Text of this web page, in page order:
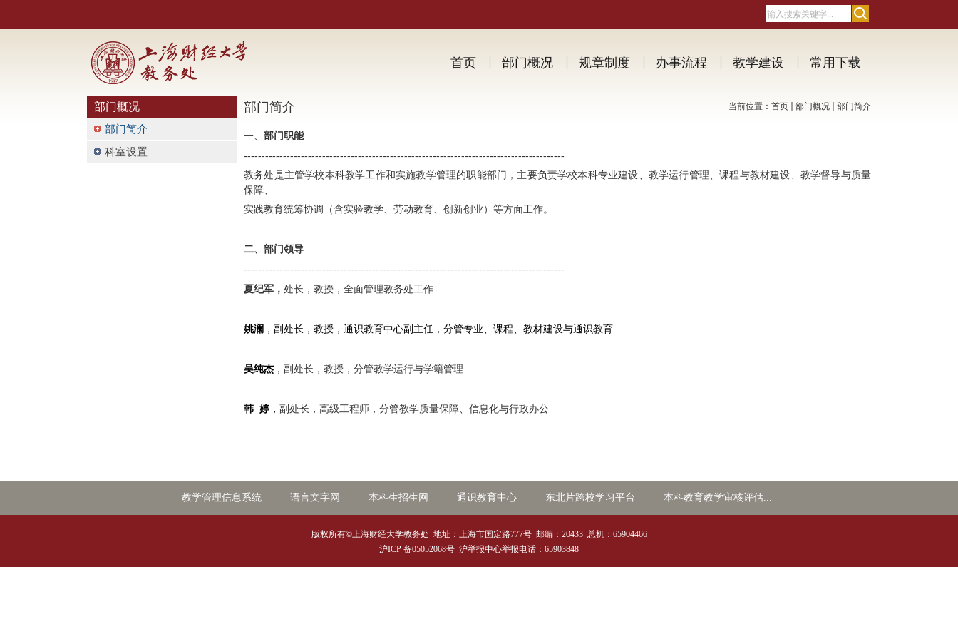
首页 部门概况 规章制度 办事流程 教学建设 常用下载
部门概况
部门简介
科室设置
部门简介 当前位置： 首页 部门概况 部门简介
一、 部门职能
------------------------------------------------------------------------------------------
教务处是主管学校本科教学工作和实施教学管理的职能部门，主要负责学校本科专业建设、教学运行管理、课程与教材建设、教学督导与质量
保障、
实践教育统筹协调（含实验教学、劳动教育、创新创业）等方面工作。
二、部门领导
------------------------------------------------------------------------------------------
夏纪军， 处长，教授，全面管理教务处工作
姚澜 ，副处长，教授，通识教育中心副主任，分管专业、课程、教材建设与通识教育
吴纯杰 ， 副处长，教授，分管教学运行与学籍管理
韩 婷 ， 副处长，高级工程师，分管教学质量保障、信息化与行政办公
教学管理信息系统 语言文字网 本科生招生网 通识教育中心 东北片跨校学习平台 本科教育教学审核评估...
版权所有©上海财经大学教务处 地址：上海市国定路777号 邮编：20433 总机：65904466
沪ICP 备05052068号 沪举报中心举报电话：65903848